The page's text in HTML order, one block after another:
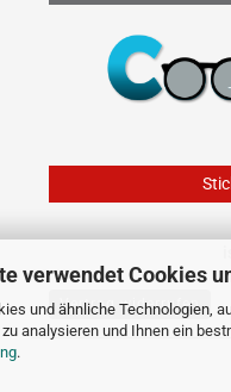
verwendet Cookies
und ähnliche Technologien,
analysieren und Ihnen ein
.
Vertrag widerrufen